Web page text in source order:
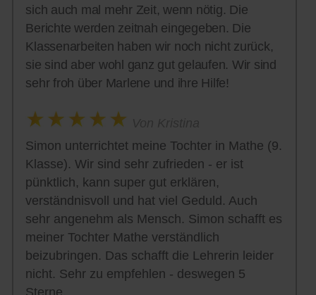
sich auch mal mehr Zeit, wenn nötig. Die
Berichte werden zeitnah eingegeben. Die
Klassenarbeiten haben wir noch nicht zurück,
sie sind aber wohl ganz gut gelaufen. Wir sind
sehr froh über Marlene und ihre Hilfe!
Simon unterrichtet meine Tochter in Mathe (9.
Klasse). Wir sind sehr zufrieden - er ist
pünktlich, kann super gut erklären,
verständnisvoll und hat viel Geduld. Auch
sehr angenehm als Mensch. Simon schafft es
meiner Tochter Mathe verständlich
beizubringen. Das schafft die Lehrerin leider
nicht. Sehr zu empfehlen - deswegen 5